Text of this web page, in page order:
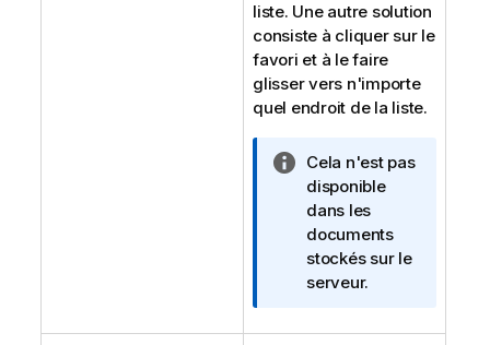
liste. Une autre solution
consiste à cliquer sur le
favori et à le faire
glisser vers n'importe
quel endroit de la liste.
N
o
t
e
I
n
o
Cela n'est pas
disponible
dans les
documents
stockés sur le
serveur.